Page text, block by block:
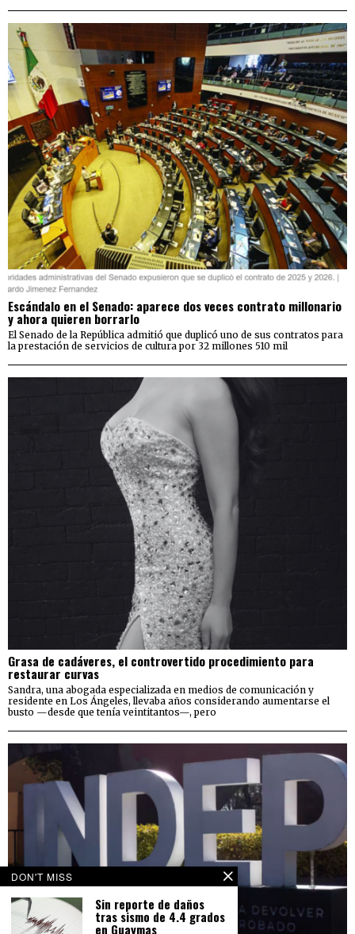
Escándalo en el Senado: aparece dos veces contrato millonario
y ahora quieren borrarlo
El Senado de la República admitió que duplicó uno de sus contratos para
la prestación de servicios de cultura por 32 millones 510 mil
Grasa de cadáveres, el controvertido procedimiento para
restaurar curvas
Sandra, una abogada especializada en medios de comunicación y
residente en Los Ángeles, llevaba años considerando aumentarse el
busto —desde que tenía veintitantos—, pero
DON'T MISS
Sin reporte de daños
tras sismo de 4.4 grados
en Guaymas